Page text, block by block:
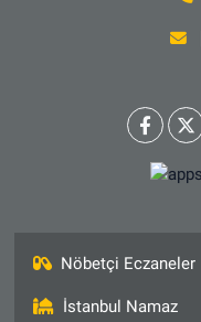
Nöbetçi Eczaneler
İstanbul Namaz